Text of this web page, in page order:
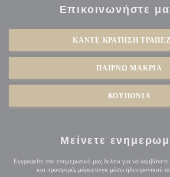
Επικοινωνήστε
ΚΆΝΤΕ ΚΡΆΤΗΣΗ
ΠΑΊΡΝΩ ΜΑΚΡΙΆ
ΚΟΥΠΌΝΙΑ
Μείνετε
Εγγραφείτε στο ενημερωτικό μας δελτίο για να λαμβάνετε
και προσφορές μάρκετινγκ μέσω ηλεκτρονικού